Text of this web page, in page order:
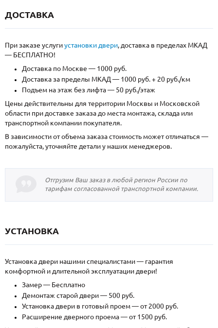
ДОСТАВКА
При заказе услугиустановки двери, доставка в пределах МКАД
— БЕСПЛАТНО!
Доставка по Москве — 1000 руб.
Доставка за пределы МКАД — 1000 руб. + 20 руб./км
Подъем на этаж без лифта — 50 руб./этаж
Цены действительны для территории Москвы и Московской
области при доставке заказа до места монтажа, склада или
транспортной компании покупателя.
В зависимости от объема заказа стоимость может отличаться —
пожалуйста, уточняйте детали у наших менеджеров.
Отгрузим Ваш заказ в любой регион России по
тарифам согласованной транспортной компании.
УСТАНОВКА
Установка двери нашими специалистами — гарантия
комфортной и длительной эксплуатации двери!
Замер — Бесплатно
Демонтаж старой двери — 500 руб.
Установка двери в готовый проем — от 2000 руб.
Расширение дверного проема — от 1500 руб.